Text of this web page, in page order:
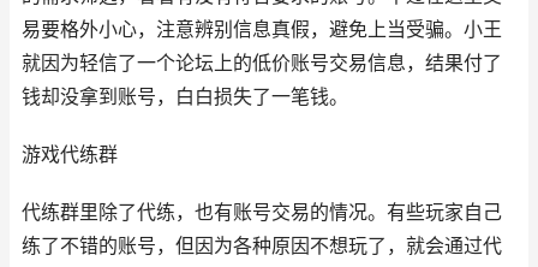
易要格外小心，注意辨别信息真假，避免上当受骗。小王
就因为轻信了一个论坛上的低价账号交易信息，结果付了
钱却没拿到账号，白白损失了一笔钱。
游戏代练群
代练群里除了代练，也有账号交易的情况。有些玩家自己
练了不错的账号，但因为各种原因不想玩了，就会通过代